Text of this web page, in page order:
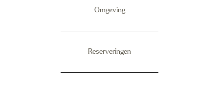
Omgeving
Reserveringen